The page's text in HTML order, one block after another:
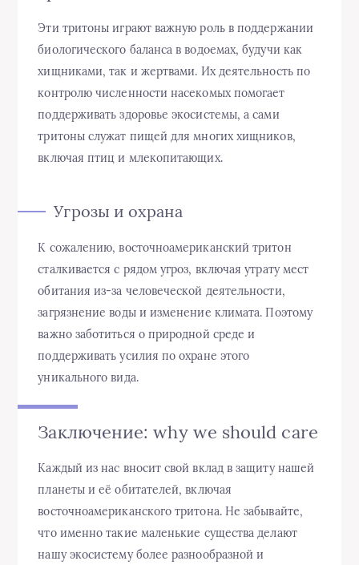
Эти тритоны играют важную роль в поддержании
биологического баланса в водоемах, будучи как
хищниками, так и жертвами. Их деятельность по
контролю численности насекомых помогает
поддерживать здоровье экосистемы, а сами
тритоны служат пищей для многих хищников,
включая птиц и млекопитающих.
Угрозы и охрана
К сожалению, восточноамериканский тритон
сталкивается с рядом угроз, включая утрату мест
обитания из-за человеческой деятельности,
загрязнение воды и изменение климата. Поэтому
важно заботиться о природной среде и
поддерживать усилия по охране этого
уникального вида.
Заключение: why we should care
Каждый из нас вносит свой вклад в защиту нашей
планеты и её обитателей, включая
восточноамериканского тритона. Не забывайте,
что именно такие маленькие существа делают
нашу экосистему более разнообразной и